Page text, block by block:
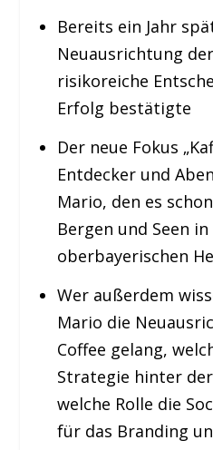
Bereits ein Jahr
Neuausrichtung
risikoreiche
Erfolg bestätigte
Der neue Fokus
Entdecker und
Mario, den es
Bergen und Seen
oberbayerischen
Wer außerdem
Mario die
Coffee gelang,
Strategie hinter
welche Rolle die
für das Branding